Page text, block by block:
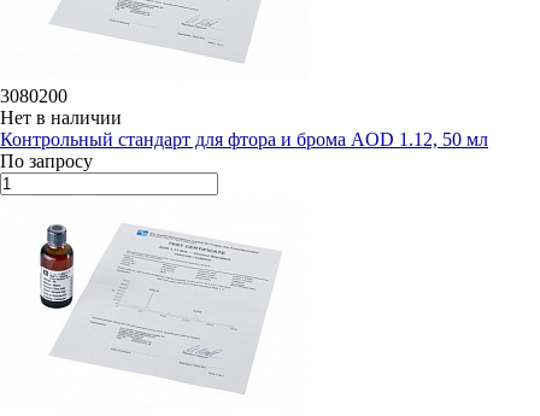
3080200
Нет в наличии
Контрольный стандарт для фтора и брома AOD 1.12, 50 мл
По запросу